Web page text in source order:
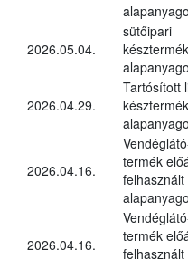
2026.05.04.
sütőipari
2026.04.29.
Tartósított
2026.04.16.
termék
felhasznált
2026.04.16.
termék
felhasznált